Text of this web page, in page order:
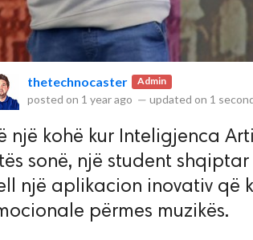
thetechnocaster Admin
posted on 1 year ago — updated on 1
një kohë kur Inteligjenca
sonë, një student
një aplikacion inovativ që
përmes muzikës.